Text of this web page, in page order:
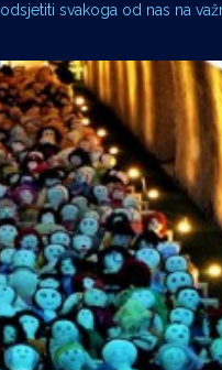
svakoga od nas na